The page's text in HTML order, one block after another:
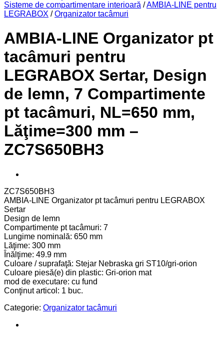
Sisteme de compartimentare interioară /AMBIA-LINE pentru
LEGRABOX / Organizator tacâmuri
AMBIA-LINE Organizator pt
tacâmuri pentru
LEGRABOX Sertar, Design
de lemn, 7 Compartimente
pt tacâmuri, NL=650 mm,
Lăţime=300 mm –
ZC7S650BH3
ZC7S650BH3
AMBIA-LINE Organizator pt tacâmuri pentru LEGRABOX
Sertar
Design de lemn
Compartimente pt tacâmuri: 7
Lungime nominală: 650 mm
Lăţime: 300 mm
Înălţime: 49.9 mm
Culoare / suprafaţă: Stejar Nebraska gri ST10/gri-orion
Culoare piesă(e) din plastic: Gri-orion mat
mod de executare: cu fund
Conţinut articol: 1 buc.
Categorie: Organizator tacâmuri